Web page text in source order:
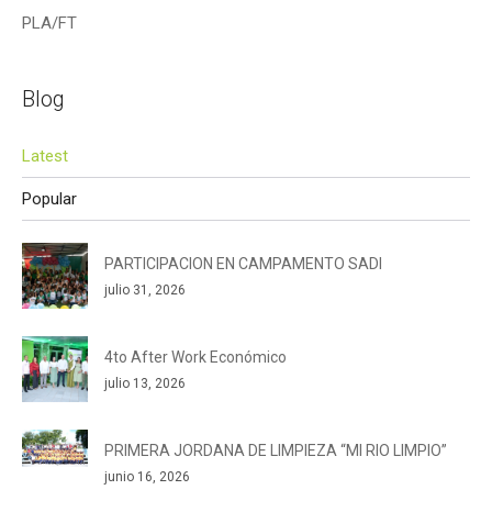
PLA/FT
Blog
Latest
Popular
PARTICIPACION EN CAMPAMENTO SADI
julio 31, 2026
4to After Work Económico
julio 13, 2026
PRIMERA JORDANA DE LIMPIEZA “MI RIO LIMPIO”
junio 16, 2026